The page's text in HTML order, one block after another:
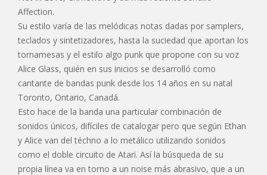
Affection.
Su estilo varía de las melódicas notas dadas por samplers,
teclados y sintetizadores, hasta la suciedad que aportan los
tornamesas y el estilo algo punk que propone con su voz
Alice Glass, quién en sus inicios se desarrolló como
cantante de bandas punk desde los 14 años en su natal
Toronto, Ontario, Canadá.
Esto hace de la banda una particular combinación de
sonidos únicos, difíciles de catalogar pero que según Ethan
y Alice van del téchno a lo metálico utilizando sonidos
como el doble circuito de Atari. Así la búsqueda de su
propia línea va en torno a un noise más abrasivo, que a un